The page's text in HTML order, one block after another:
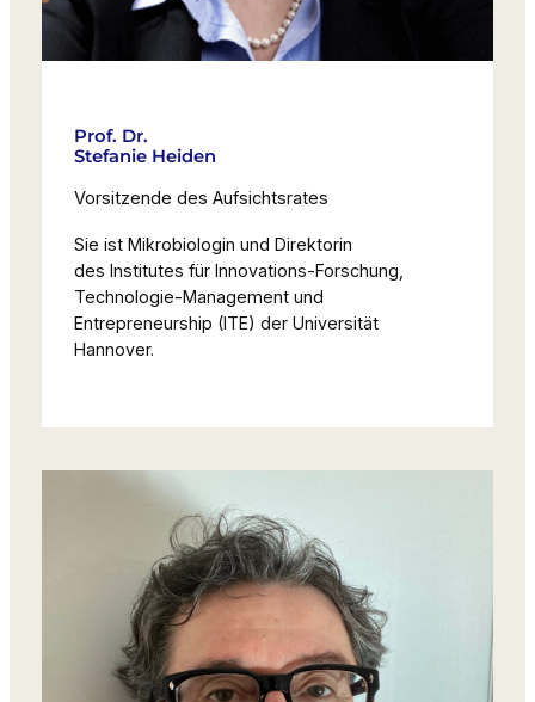
Prof. Dr.
Stefanie Heiden
Vorsitzende des Aufsichtsrates
Sie ist Mikrobiologin und Direktorin
des Institutes für Innovations-Forschung,
Technologie-Management und
Entrepreneurship (ITE) der Universität
Hannover.